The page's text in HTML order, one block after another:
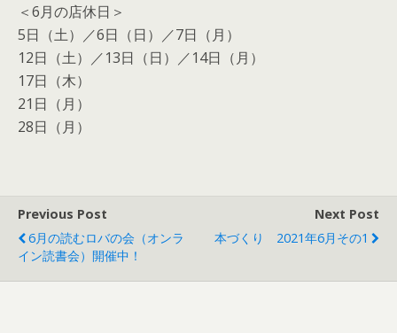
＜6月の店休日＞
5日（土）／6日（日）／7日（月）
12日（土）／13日（日）／14日（月）
17日（木）
21日（月）
28日（月）
Previous Post
6月の読むロバの会（オンラ
イン読書会）開催中！
Next Post
本づくり 2021年6月その1